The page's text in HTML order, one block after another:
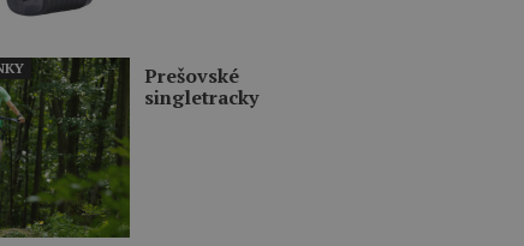
Prešovské
singletracky